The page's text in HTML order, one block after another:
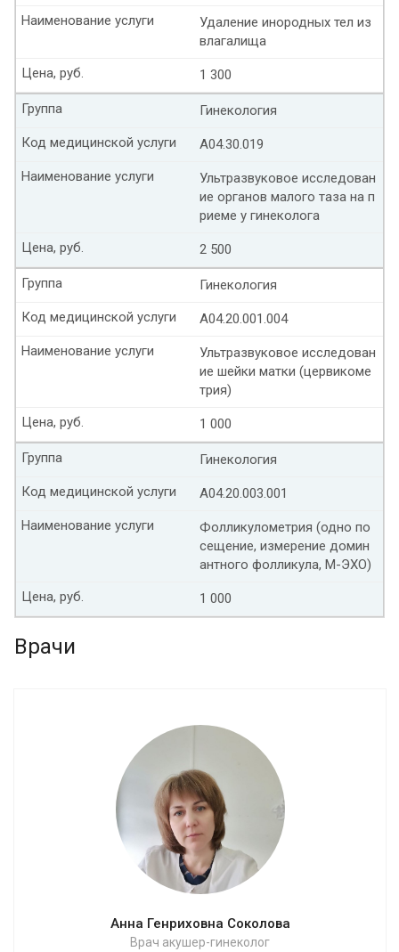
Удаление инородных тел из
влагалища
Наименование услуги
1 300
Цена, руб.
Гинекология
Группа
А04.30.019
Код медицинской услуги
Ультразвуковое исследован
ие органов малого таза на п
риеме у гинеколога
Наименование услуги
2 500
Цена, руб.
Гинекология
Группа
А04.20.001.004
Код медицинской услуги
Ультразвуковое исследован
ие шейки матки (цервикоме
трия)
Наименование услуги
1 000
Цена, руб.
Гинекология
Группа
А04.20.003.001
Код медицинской услуги
Фолликулометрия (одно по
сещение, измерение домин
антного фолликула, М-ЭХО)
Наименование услуги
1 000
Цена, руб.
Врачи
Анна Генриховна Соколова
Врач акушер-гинеколог